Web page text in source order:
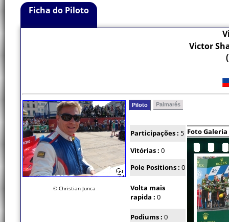
Ficha do Piloto
Victor
© Christian Junca
Piloto Palmarés
Participações : 5 Foto Galeria
Vitórias : 0
Pole Positions : 0
Volta mais
rapida : 0
Podiums : 0